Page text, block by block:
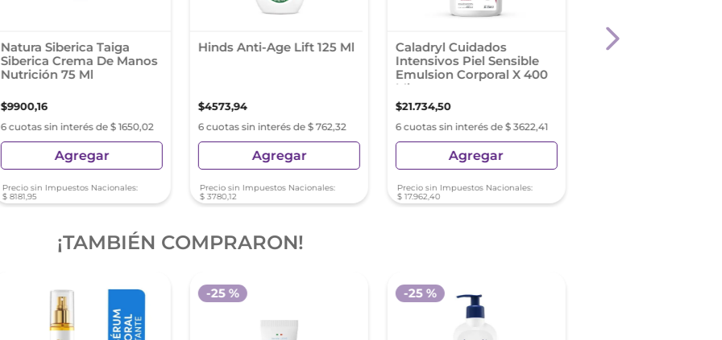
Natura Siberica Taiga
Siberica Crema De Manos
Nutrición 75 Ml
$9900,16
6 cuotas sin interés de $ 1650,02
Agregar
Precio sin Impuestos Nacionales:
$ 8181,95
Hinds Anti-Age Lift 125 Ml
$4573,94
6 cuotas sin interés de $ 762,32
Agregar
Precio sin Impuestos Nacionales:
$ 3780,12
Caladryl Cuidados
Intensivos Piel Sensible
Emulsion Corporal X 400
Ml
$21.734,50
6 cuotas sin interés de $ 3622,41
Agregar
Precio sin Impuestos Nacionales:
$ 17.962,40
Cicatricure
¡TAMBIÉN COMPRARON!
-25 % -25 %